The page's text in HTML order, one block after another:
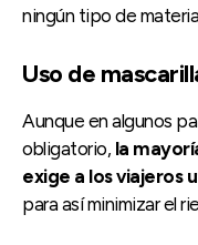
ningún tipo de
Uso de
Aunque en algunos
obligatorio, la
exige a los viajeros
para así minimizar el